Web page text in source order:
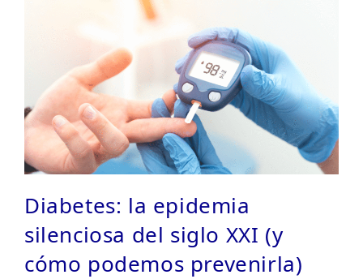
Diabetes: la epidemia
silenciosa del siglo XXI (y
cómo podemos prevenirla)